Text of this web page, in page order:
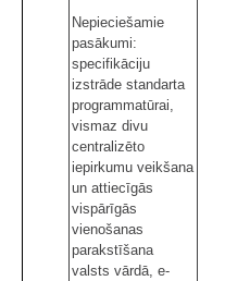
Nepieciešamie
pasākumi:
specifikāciju
izstrāde standarta
programmatūrai,
vismaz divu
centralizēto
iepirkumu veikšana
un attiecīgās
vispārīgās
vienošanas
parakstīšana
valsts vārdā, e-